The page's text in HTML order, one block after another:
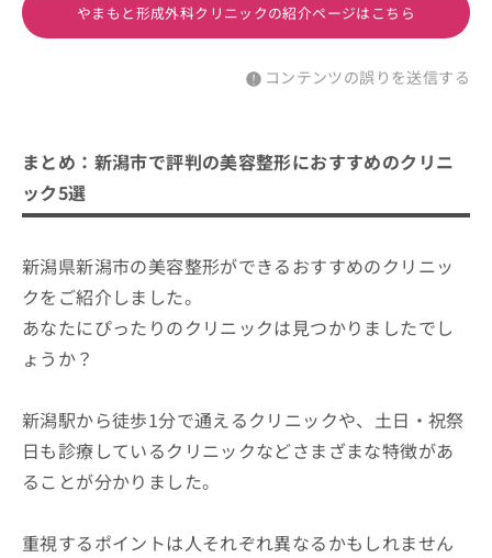
やまもと形成外科クリニックの紹介ページはこちら
コンテンツの誤りを送信する
まとめ：新潟市で評判の美容整形におすすめのクリニ
ック5選
新潟県新潟市の美容整形ができるおすすめのクリニッ
クをご紹介しました。
あなたにぴったりのクリニックは見つかりましたでし
ょうか？
新潟駅から徒歩1分で通えるクリニックや、土日・祝祭
日も診療しているクリニックなどさまざまな特徴があ
ることが分かりました。
重視するポイントは人それぞれ異なるかもしれません